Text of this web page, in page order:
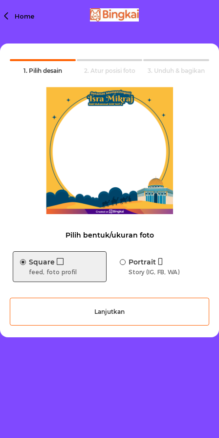
Home
1. Pilih desain 2. Atur posisi foto 3. Unduh & bagikan
Pilih bentuk/ukuran foto
Square
feed, foto profil
Portrait
Story (IG, FB, WA)
Lanjutkan